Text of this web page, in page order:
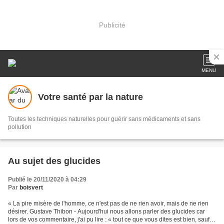
Publicité
MENU
Votre santé par la nature
Toutes les techniques naturelles pour guérir sans médicaments et sans
pollution
Au sujet des glucides
Publié le 20/11/2020 à 04:29
Par boisvert
« La pire misère de l'homme, ce n'est pas de ne rien avoir, mais de ne rien
désirer. Gustave Thibon - Aujourd'hui nous allons parler des glucides car
lors de vos commentaire, j'ai pu lire : « tout ce que vous dites est bien, sauf